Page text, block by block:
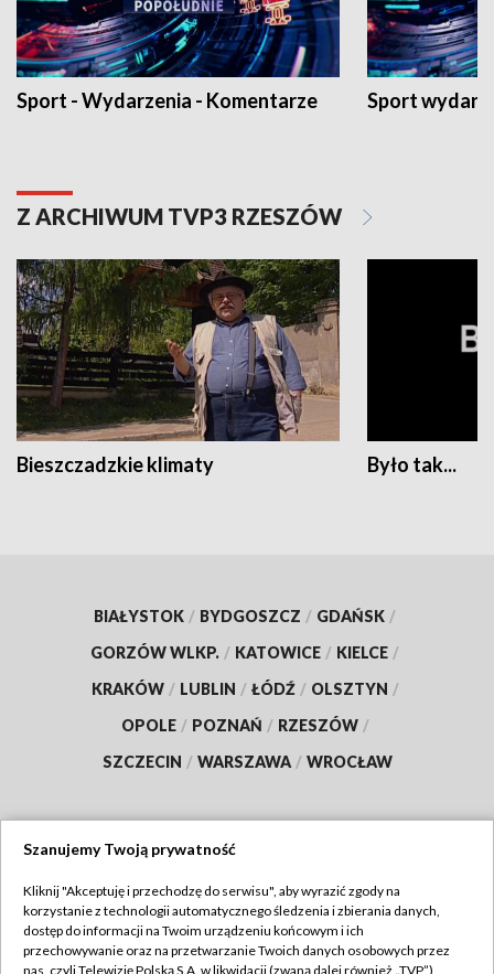
Sport - Wydarzenia - Komentarze Sport
Z ARCHIWUM TVP3 RZESZÓW
Bieszczadzkie klimaty Było tak...
BIAŁYSTOK / BYDGOSZCZ / GDAŃSK /
GORZÓW WLKP. / KATOWICE / KIELCE /
KRAKÓW / LUBLIN / ŁÓDŹ / OLSZTYN /
OPOLE / POZNAŃ / RZESZÓW /
SZCZECIN / WARSZAWA / WROCŁAW
TVP
Abonament TVP
Regulamin TVP
Szanujemy Twoją prywatność
Kliknij "Akceptuję i przechodzę do serwisu", aby wyrazić zgody na
korzystanie z technologii automatycznego śledzenia i zbierania danych,
dostęp do informacji na Twoim urządzeniu końcowym i ich
przechowywanie oraz na przetwarzanie Twoich danych osobowych przez
nas, czyli Telewizję Polską S.A. w likwidacji (zwaną dalej również „TVP”),